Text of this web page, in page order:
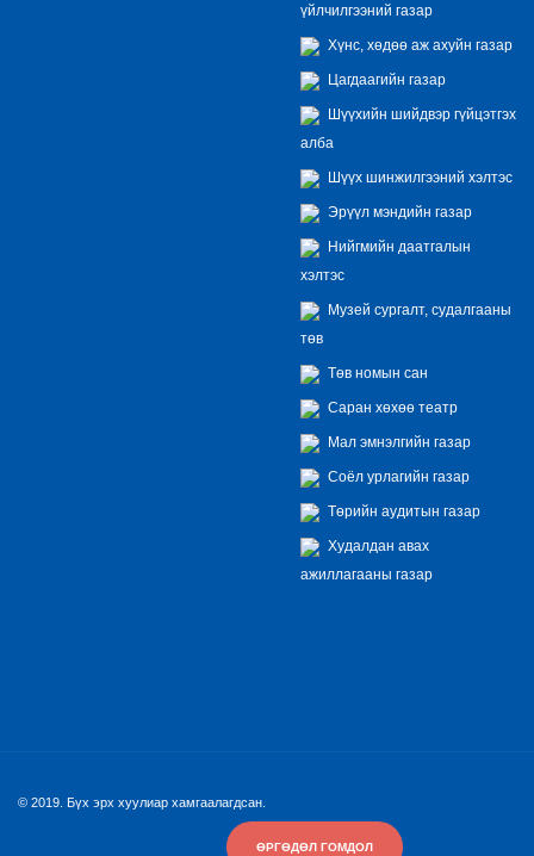
ӨРГӨДӨЛ ГОМДОЛ
үйлчилгээний газар
Хүнс, хөдөө аж ахуйн газар
Цагдаагийн газар
Шүүхийн шийдвэр гүйцэтгэх
алба
Шүүх шинжилгээний хэлтэс
Эрүүл мэндийн газар
Нийгмийн даатгалын
хэлтэс
Музей сургалт, судалгааны
төв
Төв номын сан
Саран хөхөө театр
Мал эмнэлгийн газар
Соёл урлагийн газар
Төрийн аудитын газар
Худалдан авах
ажиллагааны газар
© 2019. Бүх эрх хуулиар хамгаалагдсан.